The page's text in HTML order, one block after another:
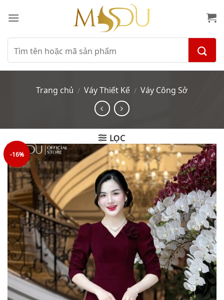
qua
dungTìm
kiếm:
Trang chủ / Váy Thiết Kế / Váy Công Sở
LỌC
-16%